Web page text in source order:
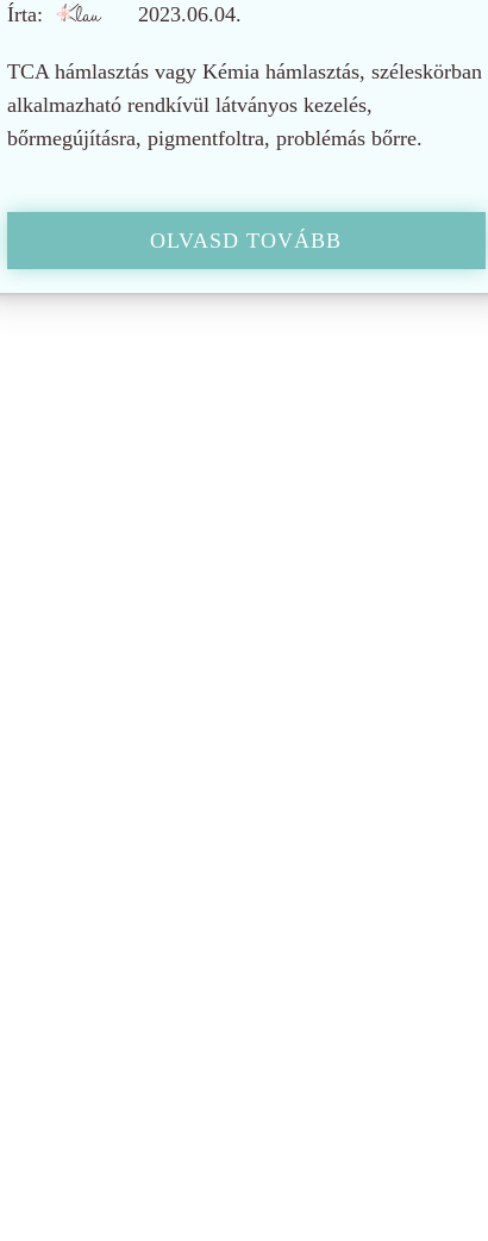
Írta: 2023.06.04.
TCA hámlasztás vagy Kémia hámlasztás, széleskörban
alkalmazható rendkívül látványos kezelés,
bőrmegújításra, pigmentfoltra, problémás bőrre.
OLVASD TOVÁBB